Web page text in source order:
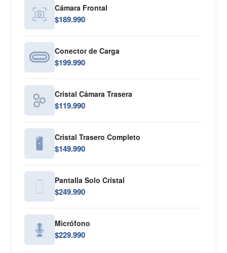
Cámara Frontal
$189.990
Conector de Carga
$199.990
Cristal Cámara Trasera
$119.990
Cristal Trasero Completo
$149.990
Pantalla Solo Cristal
$249.990
Micrófono
$229.990